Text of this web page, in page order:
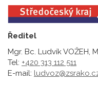
Ředitel
Mgr. Bc. Ludvík VOŽEH,
Tel: +420 313 112 511
E-mail: